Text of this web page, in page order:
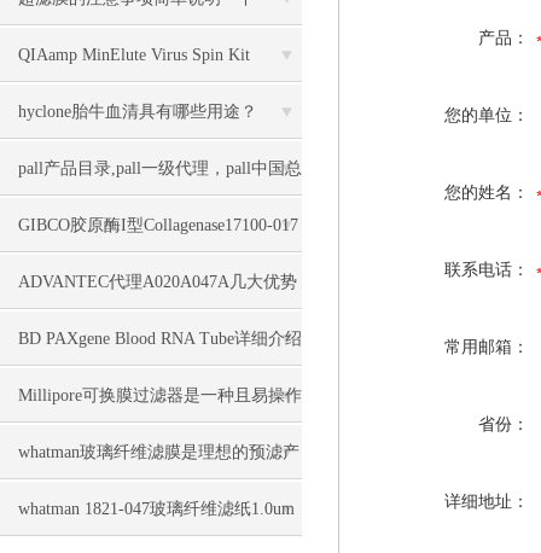
QIAamp MinElute Virus Spin Kit
hyclone胎牛血清具有哪些用途？
pall产品目录,pall一级代理，pall中国总
经销上海力敏实业
GIBCO胶原酶I型Collagenase17100-017
几大特点
ADVANTEC代理A020A047A几大优势
BD PAXgene Blood RNA Tube详细介绍
Millipore可换膜过滤器是一种且易操作
的全自动过滤装置
whatman玻璃纤维滤膜是理想的预滤产
品
whatman 1821-047玻璃纤维滤纸1.0um
产品：
您的单位：
您的姓名：
联系电话：
常用邮箱：
省份：
详细地址：